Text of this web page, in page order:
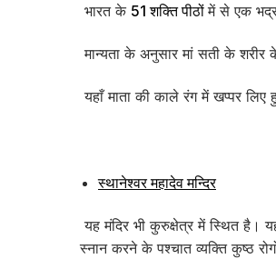
भारत के 51 शक्ति पीठोंमें से एक भद्र
मान्यता के अनुसार मां सती के शरीर
यहाँ माता की काले रंग में खप्पर लिए
स्थानेश्वर महादेव मन्दिर
यह मंदिर भी कुरुक्षेत्र में स्थित है।
स्नान करने के पश्चात व्यक्ति कुष्ठ